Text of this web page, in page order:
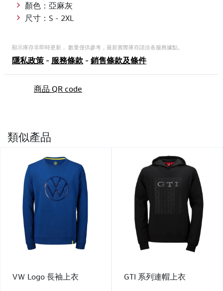
顏色：亞麻灰
尺寸：S - 2XL
顯示庫存非即時更新， 數量僅供參考，最新實際庫存請洽各服務據點。
隱私政策 - 服務條款 - 銷售條款及條件
商品 QR code
類似產品
VＷ Logo 長袖上衣
GTI 系列連帽上衣